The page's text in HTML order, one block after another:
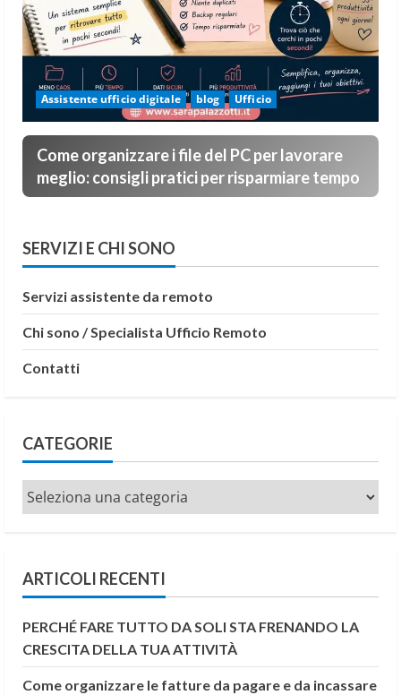
Assistente ufficio digitale blog Ufficio
Come organizzare i file del PC per lavorare
meglio: consigli pratici per risparmiare tempo
SERVIZI E CHI SONO
Servizi assistente da remoto
Chi sono / Specialista Ufficio Remoto
Contatti
CATEGORIE
Categorie
ARTICOLI RECENTI
PERCHÉ FARE TUTTO DA SOLI STA FRENANDO LA
CRESCITA DELLA TUA ATTIVITÀ
Come organizzare le fatture da pagare e da incassare